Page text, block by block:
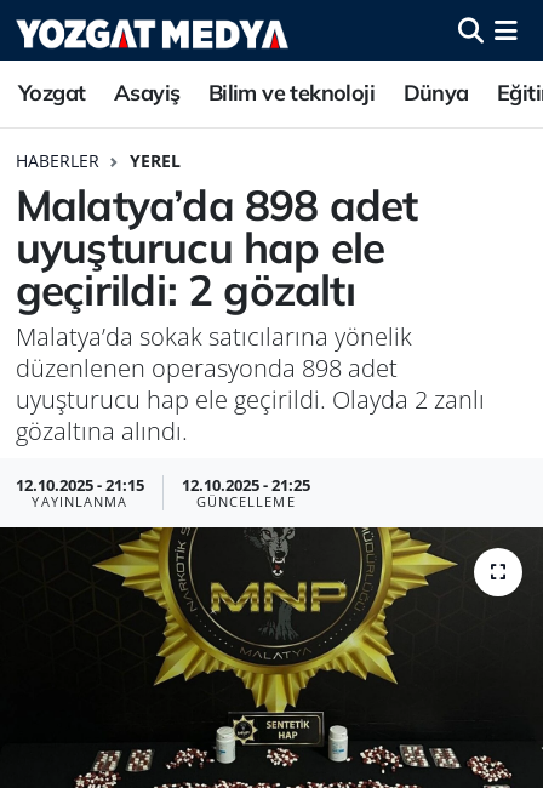
Yozgat Asayiş Bilim ve teknoloji Dünya
HABERLER YEREL
Malatya’da 898 adet
uyuşturucu hap ele
geçirildi: 2 gözaltı
Malatya’da sokak satıcılarına yönelik
düzenlenen operasyonda 898 adet
uyuşturucu hap ele geçirildi. Olayda 2 zanlı
gözaltına alındı.
12.10.2025 - 21:15
YAYINLANMA
12.10.2025 - 21:25
GÜNCELLEME